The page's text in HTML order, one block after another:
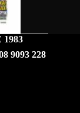
9093 228